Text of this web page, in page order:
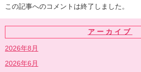
この記事へのコメントは終了しました。
アーカイブ
2026年8月
2026年6月